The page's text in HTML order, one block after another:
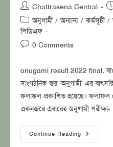
Post
author:
Chattrasena Central
Post
category:
অনুগামী / অন্যান্য / কর্মসূচী /
পিডিএফ
Post0 Comments
onugami result 2022 final.
সাংগঠনিক স্তর 'অনুগামী' এর
ফলাফল প্রকাশিত হয়েছে। ফলাফল
একনজরে এবারের অনুগামী
Continue Reading অনুগামী
পরীক্ষা২২